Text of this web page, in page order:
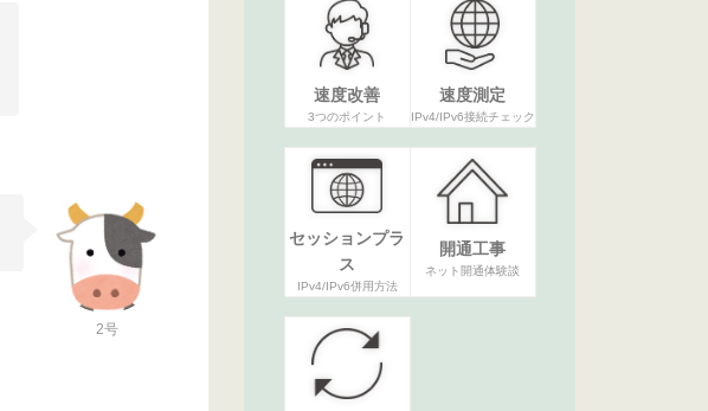
2号
速度改善
3つのポイント
速度測定
IPv4/IPv6接続チェック
セッションプラ
ス
IPv4/IPv6併用方法
開通工事
ネット開通体験談